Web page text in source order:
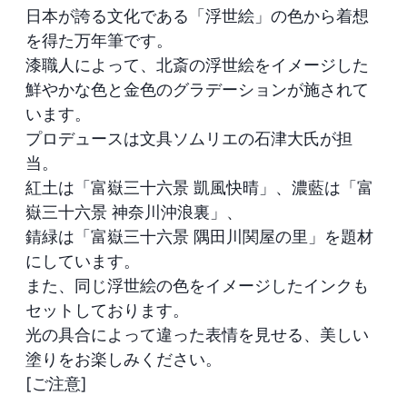
日本が誇る文化である「浮世絵」の色から着想
を得た万年筆です。
漆職人によって、北斎の浮世絵をイメージした
鮮やかな色と金色のグラデーションが施されて
います。
プロデュースは文具ソムリエの石津大氏が担
当。
紅土は「富嶽三十六景 凱風快晴」、濃藍は「富
嶽三十六景 神奈川沖浪裏」、
錆緑は「富嶽三十六景 隅田川関屋の里」を題材
にしています。
また、同じ浮世絵の色をイメージしたインクも
セットしております。
光の具合によって違った表情を見せる、美しい
塗りをお楽しみください。
[ご注意]